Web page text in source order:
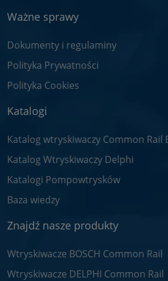
Ważne sprawy
Dokumenty i regulaminy
Polityka Prywatności
Polityka Cookies
Katalogi
Katalog wtryskiwaczy Common Rail
Katalog Wtryskiwaczy Delphi
Katalogi Pompowtrysków
Baza wiedzy
Znajdź nasze produkty
Wtryskiwacze BOSCH Common Rail
Wtryskiwacze DELPHI Common Rail